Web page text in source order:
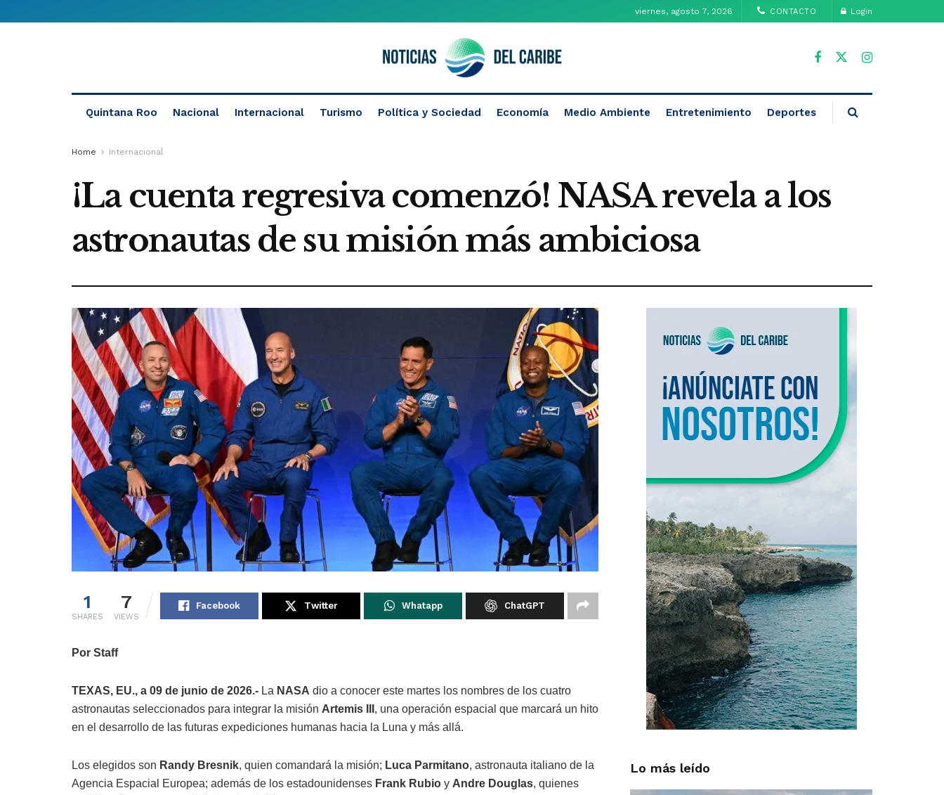
viernes, agosto 7, 2026 CONTACTO Login
Quintana Roo Nacional Internacional Turismo Política y Sociedad Economía Medio Ambiente Entretenimiento Deportes
Home Internacional
¡La cuenta regresiva comenzó! NASA revela a los
astronautas de su misión más ambiciosa
1
SHARES
7
VIEWS
Facebook Twitter Whatapp ChatGPT
Por Staff
TEXAS, EU., a 09 de junio de 2026.- La NASA dio a conocer este martes los nombres de los cuatro
astronautas seleccionados para integrar la misión Artemis III , una operación espacial que marcará un hito
en el desarrollo de las futuras expediciones humanas hacia la Luna y más allá.
Los elegidos son Randy Bresnik, quien comandará la misión; Luca Parmitano, astronauta italiano de la
Agencia Espacial Europea; además de los estadounidenses Frank Rubio y Andre Douglas, quienes
Lo más leído